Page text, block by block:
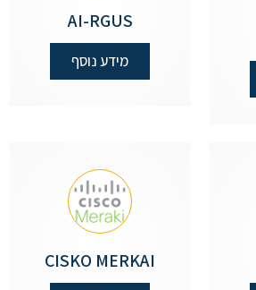
AI-RGUS
מידע נוסף
CISKO MERKAI